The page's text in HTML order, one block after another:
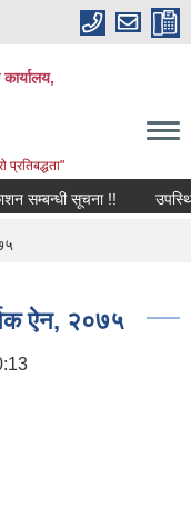
प्रतिबद्धता"
सूचना !! उपस्थित
ऐन, २०७५